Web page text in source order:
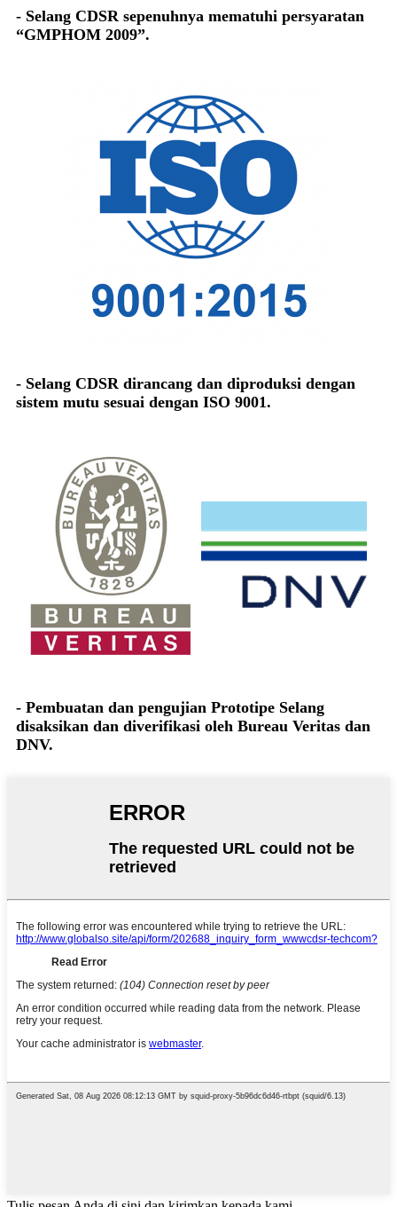
- Selang CDSR sepenuhnya mematuhi persyaratan
“GMPHOM 2009”.
- Selang CDSR dirancang dan diproduksi dengan
sistem mutu sesuai dengan ISO 9001.
- Pembuatan dan pengujian Prototipe Selang
disaksikan dan diverifikasi oleh Bureau Veritas dan
DNV.